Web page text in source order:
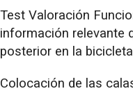
Test Valoración
información relevante
posterior en la
Colocación de las